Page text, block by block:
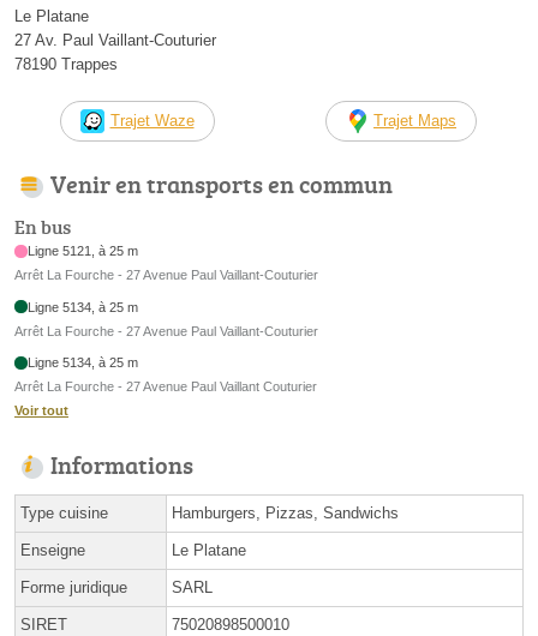
Le Platane
27 Av. Paul Vaillant-Couturier
78190 Trappes
Trajet Waze Trajet Maps
Venir en transports en commun
En bus
Ligne 5121, à 25 m
Arrêt La Fourche - 27 Avenue Paul Vaillant-Couturier
Ligne 5134, à 25 m
Arrêt La Fourche - 27 Avenue Paul Vaillant-Couturier
Ligne 5134, à 25 m
Arrêt La Fourche - 27 Avenue Paul Vaillant Couturier
Voir tout
Informations
Type cuisine Hamburgers, Pizzas, Sandwichs
Enseigne Le Platane
Forme juridique SARL
SIRET 75020898500010